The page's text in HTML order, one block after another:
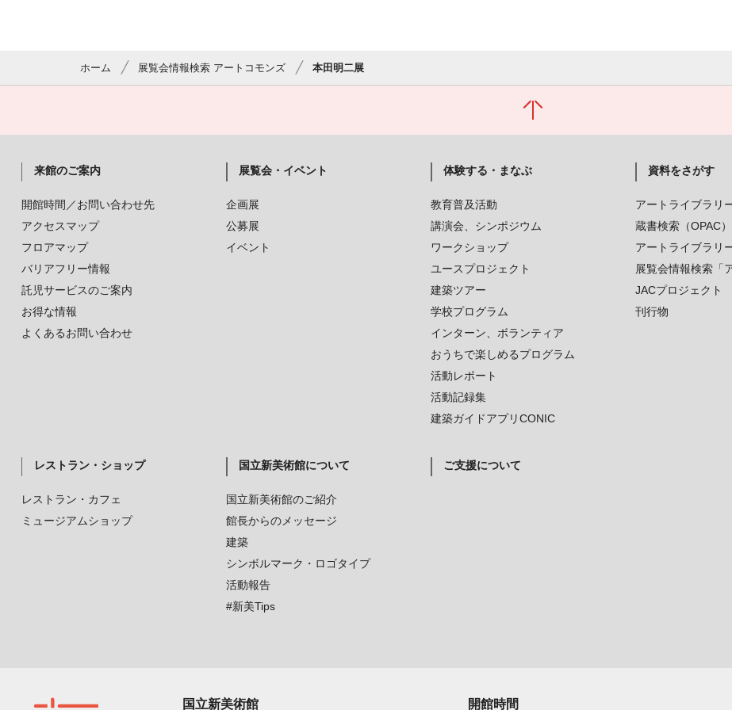
ホーム 展覧会情報検索 アートコモンズ 本田明二展
来館のご案内
開館時間／お問い合わせ先
アクセスマップ
フロアマップ
バリアフリー情報
託児サービスのご案内
お得な情報
よくあるお問い合わせ
展覧会・イベント
企画展
公募展
イベント
体験する・まなぶ
教育普及活動
講演会、シンポジウム
ワークショップ
ユースプロジェクト
建築ツアー
学校プログラム
インターン、ボランティア
おうちで楽しめるプログラム
活動レポート
活動記録集
建築ガイドアプリCONIC
資料をさがす
アートライブラリ
蔵書検索（OPAC）
アートライブラリ
展覧会情報検索「
JACプロジェクト
刊行物
レストラン・ショップ
レストラン・カフェ
ミュージアムショップ
国立新美術館について
国立新美術館のご紹介
館長からのメッセージ
建築
シンボルマーク・ロゴタイプ
活動報告
#新美Tips
ご支援について
国立新美術館 開館時間